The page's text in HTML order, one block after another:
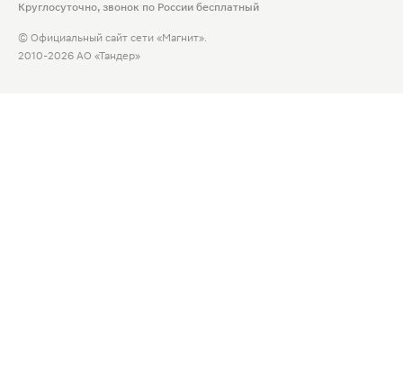
Круглосуточно, звонок по России бесплатный
© Официальный сайт сети «Магнит».
2010-2026 АО «Тандер»